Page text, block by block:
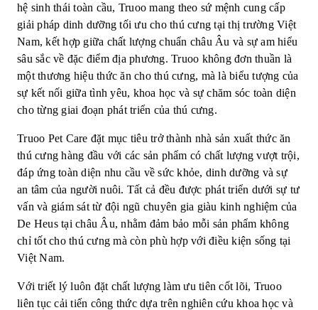
hệ sinh thái toàn cầu, Truoo mang theo sứ mệnh cung cấp
giải pháp dinh dưỡng tối ưu cho thú cưng tại thị trường Việt
Nam, kết hợp giữa chất lượng chuẩn châu Âu và sự am hiểu
sâu sắc về đặc điểm địa phương. Truoo không đơn thuần là
một thương hiệu thức ăn cho thú cưng, mà là biểu tượng của
sự kết nối giữa tình yêu, khoa học và sự chăm sóc toàn diện
cho từng giai đoạn phát triển của thú cưng.
Truoo Pet Care đặt mục tiêu trở thành nhà sản xuất thức ăn
thú cưng hàng đầu với các sản phẩm có chất lượng vượt trội,
đáp ứng toàn diện nhu cầu về sức khỏe, dinh dưỡng và sự
an tâm của người nuôi. Tất cả đều được phát triển dưới sự tư
vấn và giám sát từ đội ngũ chuyên gia giàu kinh nghiệm của
De Heus tại châu Âu, nhằm đảm bảo mỗi sản phẩm không
chỉ tốt cho thú cưng mà còn phù hợp với điều kiện sống tại
Việt Nam.
Với triết lý luôn đặt chất lượng làm ưu tiên cốt lõi, Truoo
liên tục cải tiến công thức dựa trên nghiên cứu khoa học và